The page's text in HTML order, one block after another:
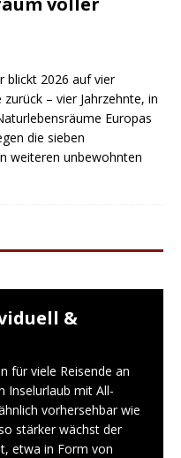
blickt 2026 auf vier
– vier Jahrzehnte, in
Europas
die sieben
weiteren unbewohnten
&
für viele Reisende an
Inselurlaub mit All-
vorhersehbar wie
stärker wächst der
etwa in Form von